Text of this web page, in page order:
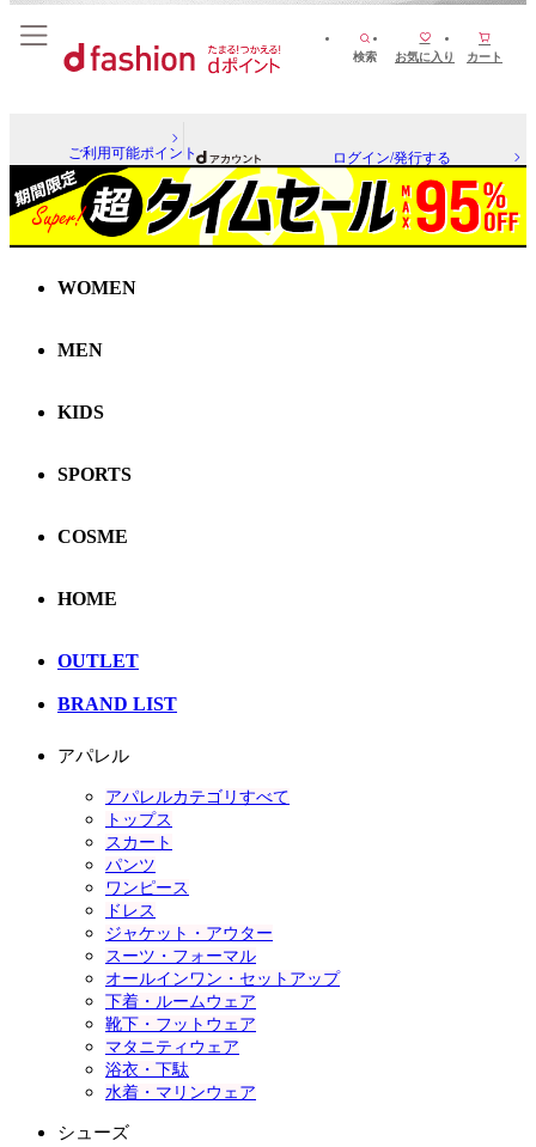
検索 お気に入り カート
ご利用可能ポイント ログイン/発行する
WOMEN
MEN
KIDS
SPORTS
COSME
HOME
OUTLET
BRAND LIST
アパレル
アパレルカテゴリすべて
トップス
スカート
パンツ
ワンピース
ドレス
ジャケット・アウター
スーツ・フォーマル
オールインワン・セットアップ
下着・ルームウェア
靴下・フットウェア
マタニティウェア
浴衣・下駄
水着・マリンウェア
シューズ